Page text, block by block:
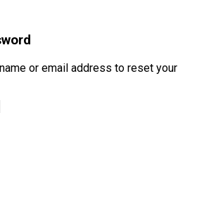
or email address to reset your